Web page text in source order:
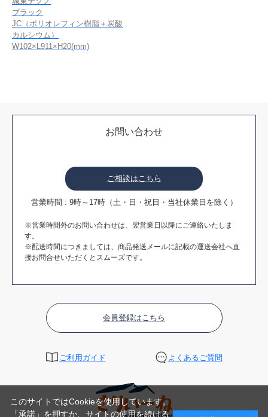
ブラック
JC（ポリオレフィン樹脂＋炭酸
カルシウム）
W102×L911×H20(mm)
お問い合わせ
ご相談はこちら
営業時間 : 9時～17時（土・日・祝日・当社休業日を除く）
※営業時間外のお問い合わせは、翌営業日以降にご連絡いたしま
す。
※配送時間につきましては、商品発送メールに記載の運送会社へ直
接お問合せいただくとスムーズです。
会員登録はこちら
ご利用ガイド よくあるご質問
このサイトではCookieを使用しています。
「承諾」を押すか、サイトの使用を続ける